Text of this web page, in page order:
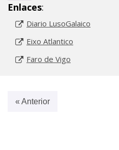
Enlaces:
Diario LusoGalaico
Eixo Atlantico
Faro de Vigo
« Anterior